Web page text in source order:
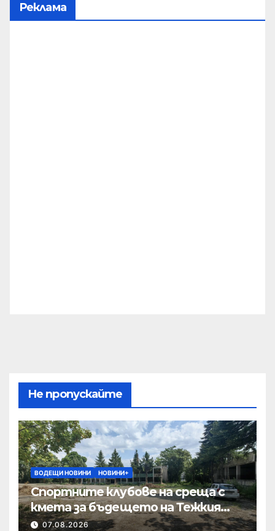
Реклама
Не пропускайте
ВОДЕЩИ НОВИНИ НОВИНИ+
Спортните клубове на среща с
кмета за бъдещето на Тежкия
полк
07.08.2026